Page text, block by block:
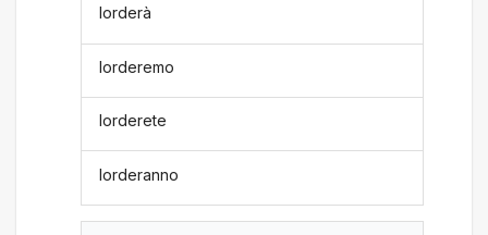
lorderà
lorderemo
lorderete
lorderanno